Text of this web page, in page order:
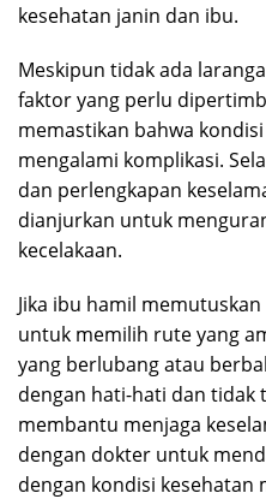
kesehatan janin dan ibu.
Meskipun tidak ada
faktor yang perlu
memastikan bahwa
mengalami komplikasi.
dan perlengkapan
dianjurkan untuk
kecelakaan.
Jika ibu hamil
untuk memilih rute yang
yang berlubang atau
dengan hati-hati dan
membantu menjaga
dengan dokter untuk
dengan kondisi kesehatan